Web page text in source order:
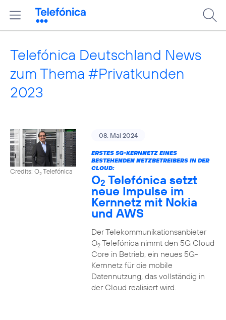
Telefónica Deutschland News
zum Thema #Privatkunden
2023
Credits: O2Telefónica
08. Mai 2024
ERSTES 5G-KERNNETZ EINES
BESTEHENDEN NETZBETREIBERS IN DER
CLOUD:
O2 Telefónica setzt
neue Impulse im
Kernnetz mit Nokia
und AWS
Der Telekommunikationsanbieter
O2Telefónica nimmt den 5G Cloud
Core in Betrieb, ein neues 5G-
Kernnetz für die mobile
Datennutzung, das vollständig in
der Cloud realisiert wird.